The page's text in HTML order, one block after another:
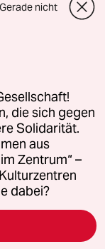
für Genehmigungen
Richtlinien
AGB
(Ads)
Gerade nicht
die sich gegen
Solidarität.
aus
Zentrum“ –
dabei?